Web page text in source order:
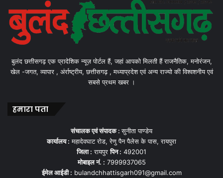
बुलंद छत्तीसगढ़ एक प्रादेशिक न्यूज़ पोर्टल हैं, जहां आपको मिलती हैं राजनैतिक, मनोरंजन,
खेल -जगत, व्यापार , अंर्राष्ट्रीय, छत्तीसगढ़ , मध्याप्रदेश एवं अन्य राज्यो की विश्वशनीय एवं
सबसे प्रथम खबर ।
हमारा पता
संचालक एवं संपादक :सुनीता पाण्डेय
कार्यालय : महादेवघाट रोड, रेणु पैन पैलेस के पास, रायपुरा
जिला : रायपुरपिन : 492001
मोबाइल नं. : 7999937065
ईमेल आईडी : bulandchhattisgarh091@gmail.com